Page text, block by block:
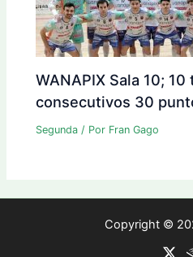
WANAPIX Sala 10;
consecutivos 30
Segunda / Por Fran Gago
Copyright ©